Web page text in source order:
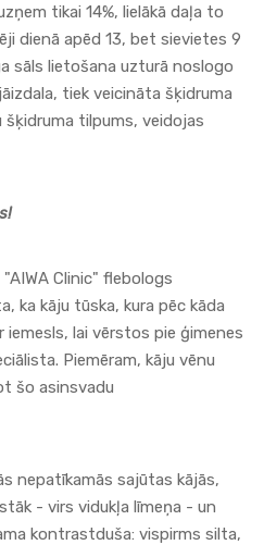
tikai 14%, lielākā daļa to
dienā apēd 13, bet sievietes 9
sāls lietošana uzturā noslogo
tiek veicināta šķidruma
šķidruma tilpums, veidojas
"AIWA Clinic" flebologs
ka kāju tūska, kura pēc kāda
iemesls, lai vērstos pie ģimenes
Piemēram, kāju vēnu
šo asinsvadu
nepatīkamās sajūtas kājās,
- virs vidukļa līmeņa - un
kontrastduša: vispirms silta,